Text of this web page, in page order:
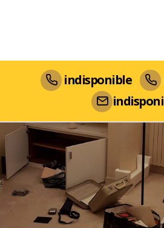
indisponible